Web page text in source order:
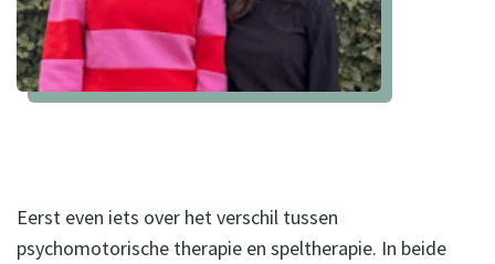
Eerst even iets over het verschil tussen
psychomotorische therapie en speltherapie. In beide